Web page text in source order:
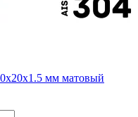
мм матовый